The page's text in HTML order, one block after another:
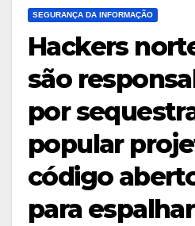
SEGURANÇA DA INFORMAÇÃO
Hackers
são
por
popular
código
para